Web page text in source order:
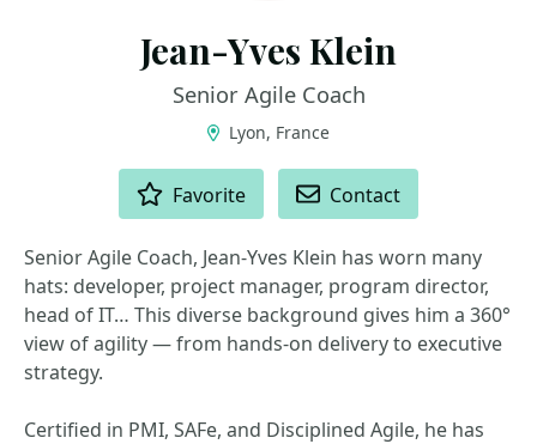
Jean-Yves Klein
Senior Agile Coach
Lyon, France
Favorite Contact
Senior Agile Coach, Jean-Yves Klein has worn many
hats: developer, project manager, program director,
head of IT… This diverse background gives him a 360°
view of agility — from hands-on delivery to executive
strategy.
Certified in PMI, SAFe, and Disciplined Agile, he has